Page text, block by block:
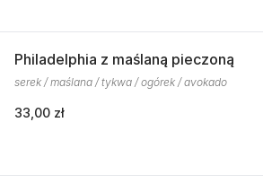
Philadelphia z maślaną pieczoną
serek / maślana / tykwa / ogórek / avokado
33,00 zł